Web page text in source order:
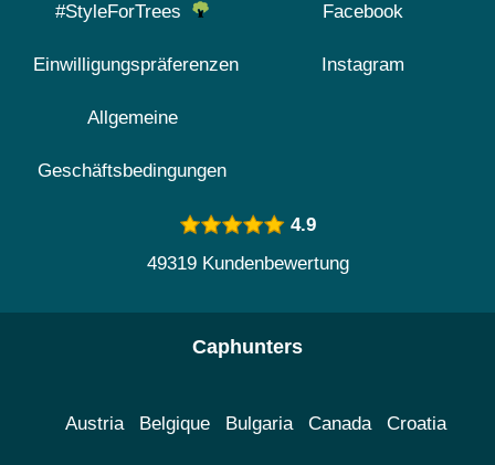
#StyleForTrees
Einwilligungspräferenzen
Allgemeine
Geschäftsbedingungen
Facebook
Instagram
4.9
49319 Kundenbewertung
Caphunters
Austria Belgique Bulgaria Canada Croatia